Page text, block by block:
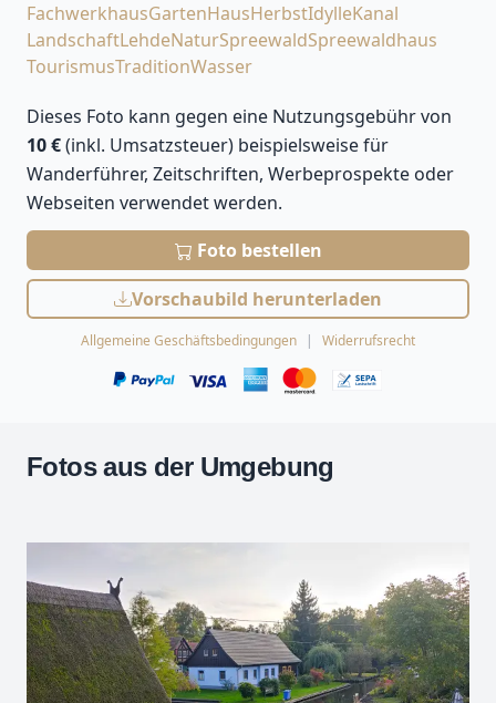
FachwerkhausGartenHausHerbstIdylleKanal
LandschaftLehdeNaturSpreewaldSpreewaldhaus
TourismusTraditionWasser
Dieses Foto kann gegen eine Nutzungsgebühr von
10 €(inkl. Umsatzsteuer) beispielsweise für
Wanderführer, Zeitschriften, Werbeprospekte oder
Webseiten verwendet werden.
Foto bestellen
Vorschaubild herunterladen
Allgemeine Geschäftsbedingungen Widerrufsrecht
Fotos aus der Umgebung
+
−